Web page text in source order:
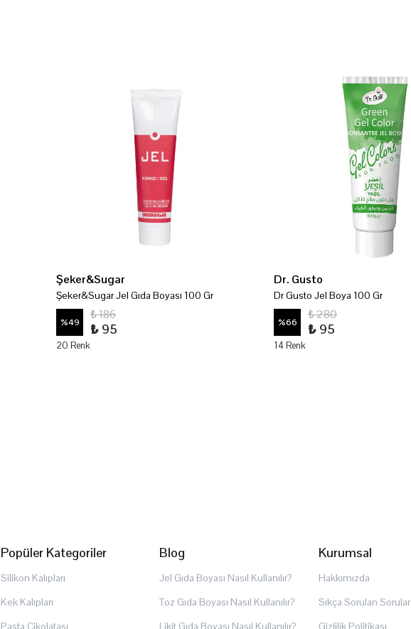
Şeker&Sugar
Şeker&Sugar Jel Gıda Boyası 100 Gr
%49
₺ 186
₺ 95
20 Renk
Dr. Gusto
Dr Gusto Jel Boya 100 Gr
%66
₺ 280
₺ 95
14 Renk
Popüler Kategoriler
Silikon Kalıpları
Kek Kalıpları
Pasta Çikolatası
Blog
Jel Gıda Boyası Nasıl Kullanılır?
Toz Gıda Boyası Nasıl Kullanılır?
Likit Gıda Boyası Nasıl Kullanılır?
Kurumsal
Hakkımızda
Sıkça Sorulan Sorular
Gizlilik Politikası